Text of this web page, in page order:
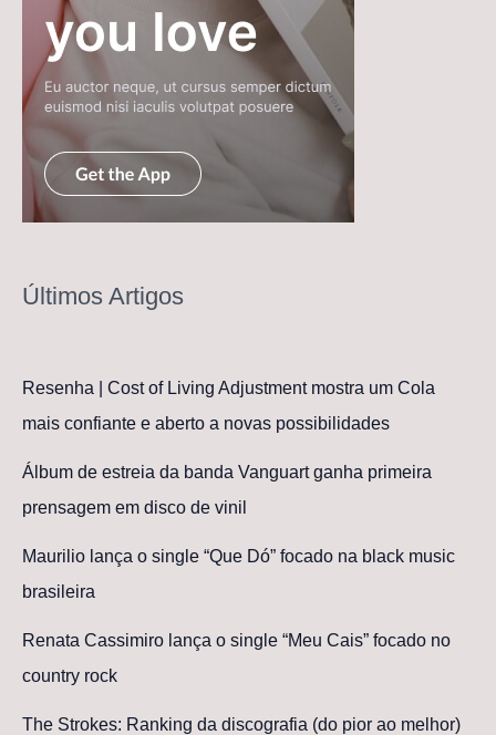
Últimos Artigos
Resenha | Cost of Living Adjustment mostra um Cola
mais confiante e aberto a novas possibilidades
Álbum de estreia da banda Vanguart ganha primeira
prensagem em disco de vinil
Maurilio lança o single “Que Dó” focado na black music
brasileira
Renata Cassimiro lança o single “Meu Cais” focado no
country rock
The Strokes: Ranking da discografia (do pior ao melhor)